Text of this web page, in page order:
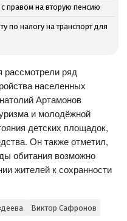
правом на вторую пенсию
по налогу на транспорт для
рассмотрели ряд
населенных
Артамонов
и молодёжной
детских площадок,
Он также отметил,
обитания возможно
жителей к сохранности
Виктор Сафронов